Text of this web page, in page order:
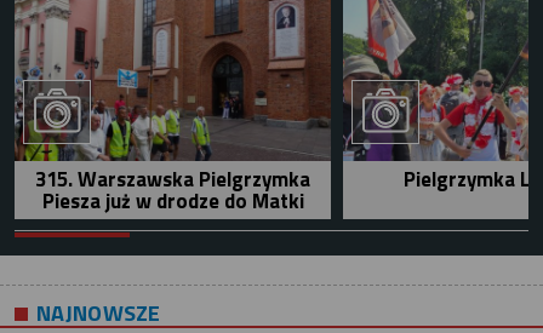
315. Warszawska Pielgrzymka
Piesza już w drodze do Matki
Pielgrzymka
NAJNOWSZE